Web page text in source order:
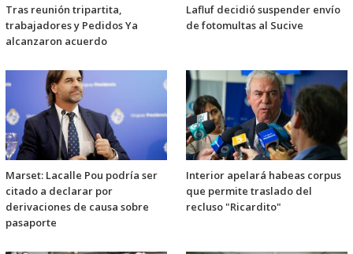
Tras reunión tripartita,
trabajadores y Pedidos Ya
alcanzaron acuerdo
Lafluf decidió suspender envío
de fotomultas al Sucive
Marset: Lacalle Pou podría ser
citado a declarar por
derivaciones de causa sobre
pasaporte
Interior apelará habeas corpus
que permite traslado del
recluso "Ricardito"